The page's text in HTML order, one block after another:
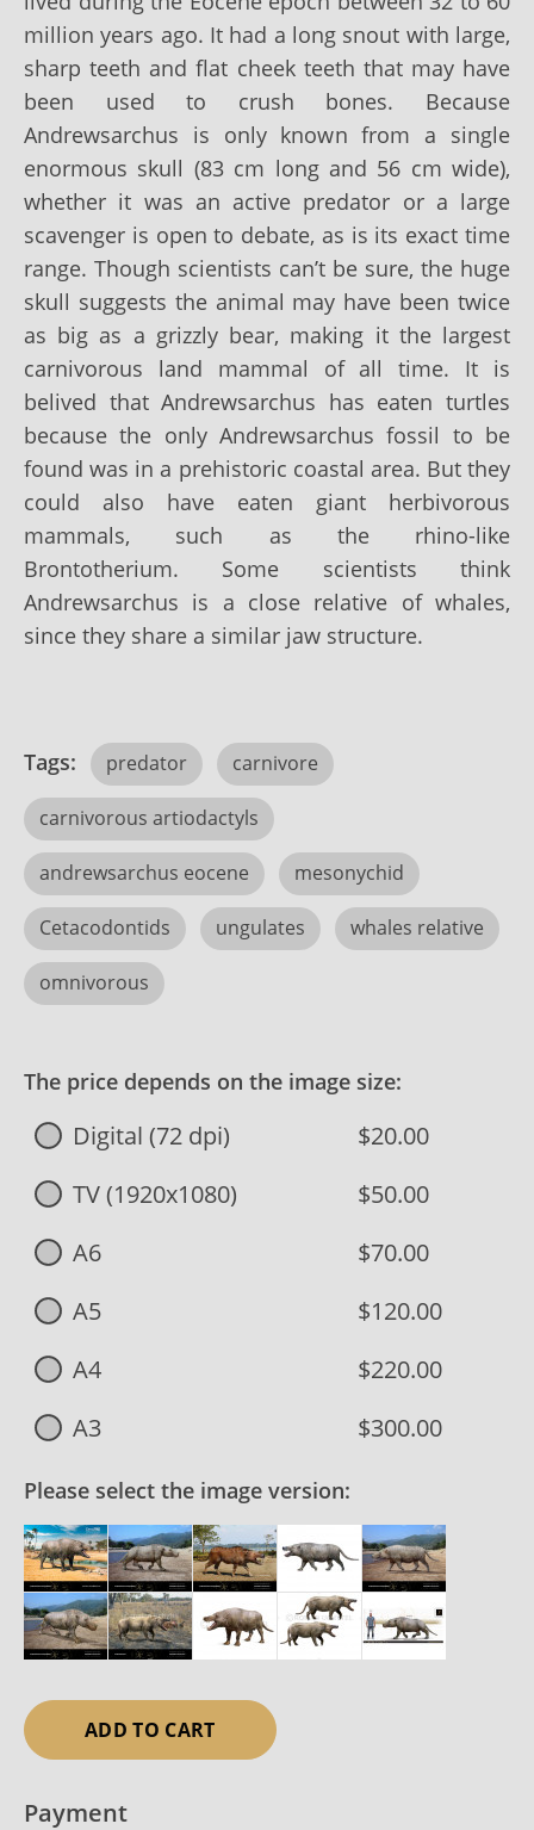
million years ago. It had a long snout with large,
sharp teeth and flat cheek teeth that may have
been used to crush bones. Because
Andrewsarchus is only known from a single
enormous skull (83 cm long and 56 cm wide),
whether it was an active predator or a large
scavenger is open to debate, as is its exact time
range. Though scientists can’t be sure, the huge
skull suggests the animal may have been twice
as big as a grizzly bear, making it the largest
carnivorous land mammal of all time. It is
belived that Andrewsarchus has eaten turtles
because the only Andrewsarchus fossil to be
found was in a prehistoric coastal area. But they
could also have eaten giant herbivorous
mammals, such as the rhino-like
Brontotherium. Some scientists think
Andrewsarchus is a close relative of whales,
since they share a similar jaw structure.
Tags: predator carnivore
carnivorous artiodactyls
andrewsarchus eocene mesonychid
Cetacodontids ungulates whales relative
omnivorous
The price depends on the image size:
Digital (72 dpi)
$20.00
TV (1920x1080)
$50.00
A6
$70.00
A5
$120.00
A4
$220.00
A3
$300.00
Please select the image version:
ADD TO CART
Payment